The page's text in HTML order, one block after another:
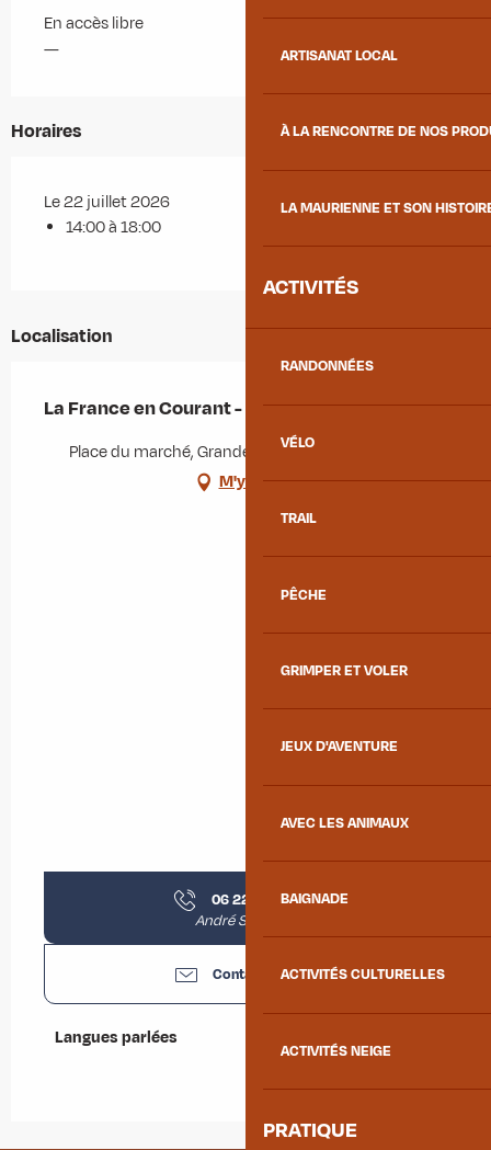
ARTISANAT LOCAL
À LA RENCONTRE DE NOS
LA MAURIENNE ET SON
ACTIVITÉS
RANDONNÉES
VÉLO
TRAIL
PÊCHE
GRIMPER ET VOLER
JEUX D'AVENTURE
AVEC LES ANIMAUX
BAIGNADE
ACTIVITÉS CULTURELLES
ACTIVITÉS NEIGE
PRATIQUE
En accès libre
—
Horaires
Le 22 juillet 2026
14:00 à 18:00
Localisation
La France en Courant - Etape à La Chambre
Place du marché, Grande rue, 73130 La Chambre
M'y rendre
06 22 86 54▒▒
André Sourdon
Contactez-nous
Langues parlées
Langues parlées